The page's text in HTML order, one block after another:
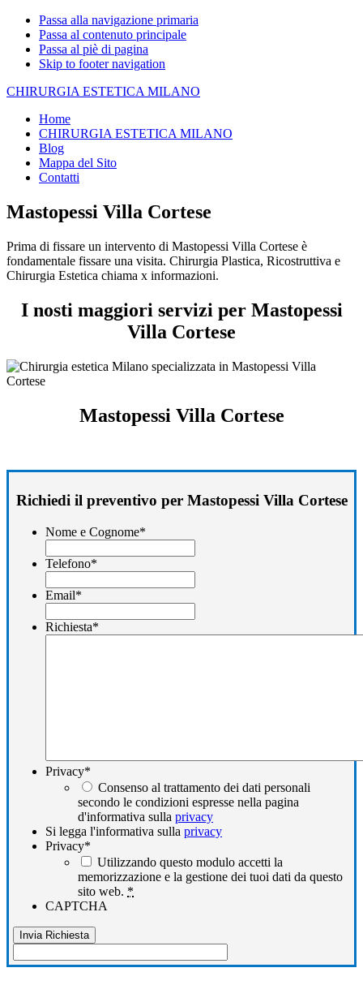
Passa alla navigazione primaria
Passa al contenuto principale
Passa al piè di pagina
Skip to footer navigation
CHIRURGIA ESTETICA MILANO
Home
CHIRURGIA ESTETICA MILANO
Blog
Mappa del Sito
Contatti
Mastopessi Villa Cortese
Prima di fissare un intervento di Mastopessi Villa Cortese è
fondamentale fissare una visita. Chirurgia Plastica, Ricostruttiva e
Chirurgia Estetica chiama x informazioni.
I nosti maggiori servizi per Mastopessi
Villa Cortese
Mastopessi Villa Cortese
Richiedi il preventivo per Mastopessi Villa Cortese
Nome e Cognome*
Telefono*
Email*
Richiesta*
Privacy*
Consenso al trattamento dei dati personali
secondo le condizioni espresse nella pagina
d'informativa sulla privacy
Si legga l'informativa sulla privacy
Privacy*
Utilizzando questo modulo accetti la
memorizzazione e la gestione dei tuoi dati da questo
sito web. *
CAPTCHA